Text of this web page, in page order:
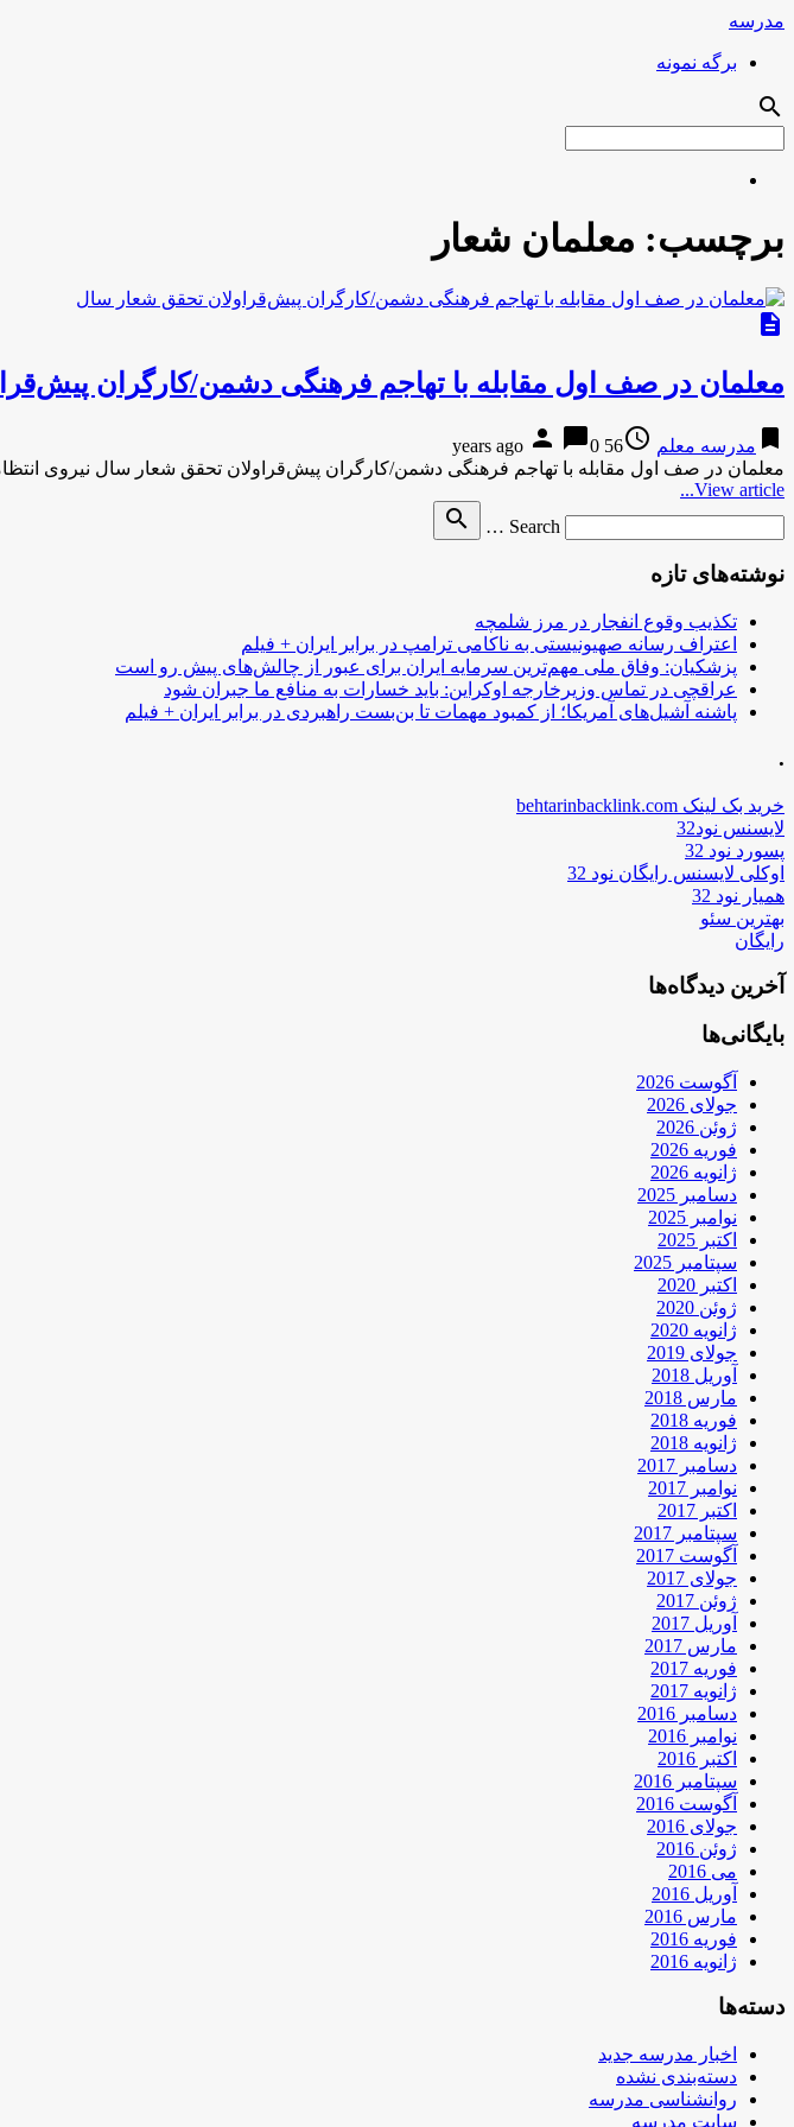
مدرسه
برگه نمونه
search
برچسب: معلمان شعار
description
معلمان در صف اول مقابله با تهاجم فرهنگی دشمن‌/کارگران
bookmark مدرسه معلم access_time
56 years ago
person chat_bubble0
معلمان در صف اول مقابله با تهاجم فرهنگی دشمن‌/کارگران پیش‌قراولان تحقق شعار سال نیروی انتظامی با صدور
View article...
Search …
search
نوشته‌های تازه
تکذیب وقوع انفجار در مرز شلمچه
اعتراف رسانه صهیونیستی به ناکامی ترامپ در برابر ایران + فیلم
پزشکیان: وفاق ملی مهم‌ترین سرمایه ایران برای عبور از چالش‌های پیش رو است
عراقچی در تماس وزیرخارجه اوکراین: باید خسارات به منافع ما جبران شود
پاشنه آشیل‌های آمریکا؛ از کمبود مهمات تا بن‌بست راهبردی در برابر ایران + فیلم
.
خرید بک لینک behtarinbacklink.com
لایسنس نود32
پسورد نود 32
اوکلی لایسنس رایگان نود 32
همیار نود 32
بهترین سئو
رایگان
آخرین دیدگاه‌ها
بایگانی‌ها
آگوست 2026
جولای 2026
ژوئن 2026
فوریه 2026
ژانویه 2026
دسامبر 2025
نوامبر 2025
اکتبر 2025
سپتامبر 2025
اکتبر 2020
ژوئن 2020
ژانویه 2020
جولای 2019
آوریل 2018
مارس 2018
فوریه 2018
ژانویه 2018
دسامبر 2017
نوامبر 2017
اکتبر 2017
سپتامبر 2017
آگوست 2017
جولای 2017
ژوئن 2017
آوریل 2017
مارس 2017
فوریه 2017
ژانویه 2017
دسامبر 2016
نوامبر 2016
اکتبر 2016
سپتامبر 2016
آگوست 2016
جولای 2016
ژوئن 2016
می 2016
آوریل 2016
مارس 2016
فوریه 2016
ژانویه 2016
دسته‌ها
اخبار مدرسه جدید
دسته‌بندی نشده
روانشناسی مدرسه
سایت مدرسه